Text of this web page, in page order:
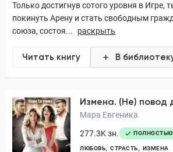
Только достигнув сотого уровня в Игре,
покинуть Арену и стать свободным
союза, состоя...
раскрыть
Читать книгу В
Измена. (Не) повод
Мара Евгеника
277.3K зн.
ПОЛНОСТЬЮ
ЛЮБОВЬ СТРАСТЬ ИЗМЕНА